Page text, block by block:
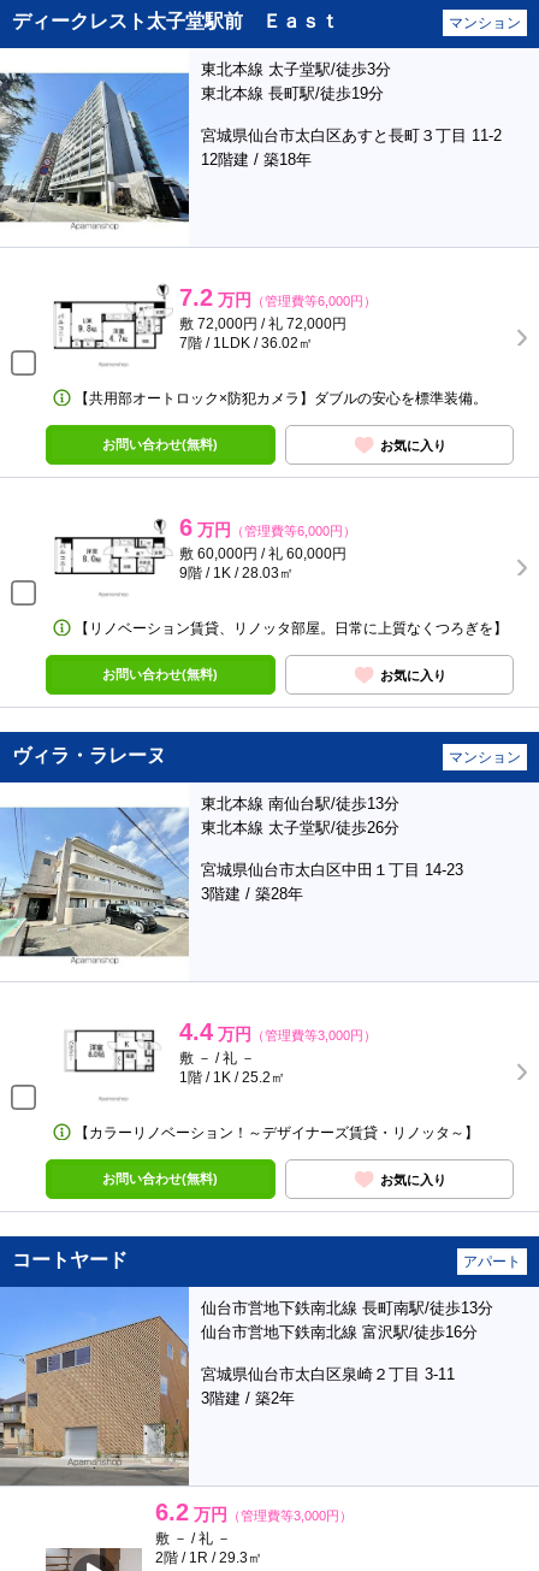
ディークレスト太子堂駅前 Ｅａｓｔ マンション
東北本線 太子堂駅/徒歩3分
東北本線 長町駅/徒歩19分
宮城県仙台市太白区あすと長町３丁目 11-2
12階建 / 築18年
7.2 万円 （管理費等6,000円）
敷 72,000円 / 礼 72,000円
7階 / 1LDK / 36.02㎡
【共用部オートロック×防犯カメラ】ダブルの安心を標準装備。
お問い合わせ(無料) お気に入り
6 万円 （管理費等6,000円）
敷 60,000円 / 礼 60,000円
9階 / 1K / 28.03㎡
【リノベーション賃貸、リノッタ部屋。日常に上質なくつろぎを】
お問い合わせ(無料) お気に入り
ヴィラ・ラレーヌ マンション
東北本線 南仙台駅/徒歩13分
東北本線 太子堂駅/徒歩26分
宮城県仙台市太白区中田１丁目 14-23
3階建 / 築28年
4.4 万円 （管理費等3,000円）
敷 － / 礼 －
1階 / 1K / 25.2㎡
【カラーリノベーション！～デザイナーズ賃貸・リノッタ～】
お問い合わせ(無料) お気に入り
コートヤード アパート
仙台市営地下鉄南北線 長町南駅/徒歩13分
仙台市営地下鉄南北線 富沢駅/徒歩16分
宮城県仙台市太白区泉崎２丁目 3-11
3階建 / 築2年
6.2 万円 （管理費等3,000円）
敷 － / 礼 －
2階 / 1R / 29.3㎡